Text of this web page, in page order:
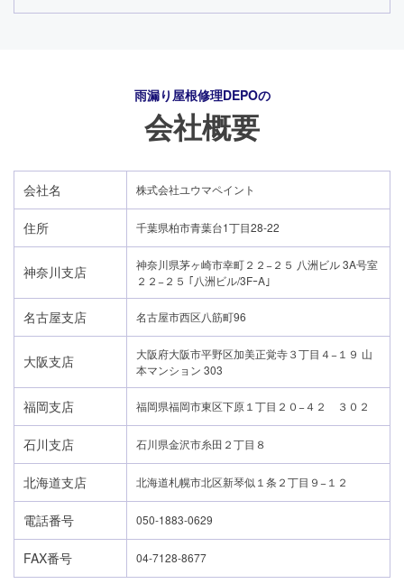
雨漏り屋根修理DEPOの
会社概要
会社名 株式会社ユウマペイント
住所 千葉県柏市青葉台1丁目28-22
神奈川支店
神奈川県茅ヶ崎市幸町２２−２５ 八洲ビル 3A号室
２２−２５ ｢八洲ビル/3FｰA｣
名古屋支店 名古屋市西区八筋町96
大阪支店
大阪府大阪市平野区加美正覚寺３丁目４−１９ 山
本マンション 303
福岡支店 福岡県福岡市東区下原１丁目２０−４２ ３０２
石川支店 石川県金沢市糸田２丁目８
北海道支店 北海道札幌市北区新琴似１条２丁目９−１２
電話番号 050-1883-0629
FAX番号 04-7128-8677